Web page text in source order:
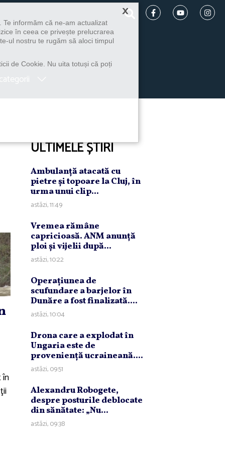
în
ULTIMELE ȘTIRI
Ambulanţă atacată cu
pietre şi topoare la Cluj, în
urma unui clip...
astăzi, 11:49
Vremea rămâne
capricioasă. ANM anunţă
ploi şi vijelii după...
astăzi, 10:22
Operaţiunea de
scufundare a barjelor în
Dunăre a fost finalizată....
astăzi, 10:04
Drona care a explodat în
Ungaria este de
provenienţă ucraineană....
astăzi, 09:51
Alexandru Robogete,
despre posturile deblocate
din sănătate: „Nu...
astăzi, 09:38
×
informăm că ne-am actualizat
în ceea ce privește prelucrarea
ul nostru te rugăm să aloci timpul
de Cookie. Nu uita totuși că poți